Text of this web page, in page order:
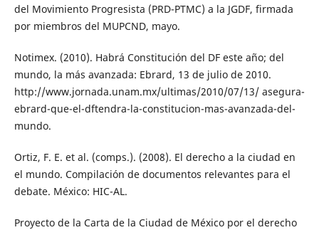
del Movimiento Progresista (PRD-PTMC) a la JGDF, firmada
por miembros del MUPCND, mayo.
Notimex. (2010). Habrá Constitución del DF este año; del
mundo, la más avanzada: Ebrard, 13 de julio de 2010.
http://www.jornada.unam.mx/ultimas/2010/07/13/ asegura-
ebrard-que-el-dftendra-la-constitucion-mas-avanzada-del-
mundo.
Ortiz, F. E. et al. (comps.). (2008). El derecho a la ciudad en
el mundo. Compilación de documentos relevantes para el
debate. México: HIC-AL.
Proyecto de la Carta de la Ciudad de México por el derecho